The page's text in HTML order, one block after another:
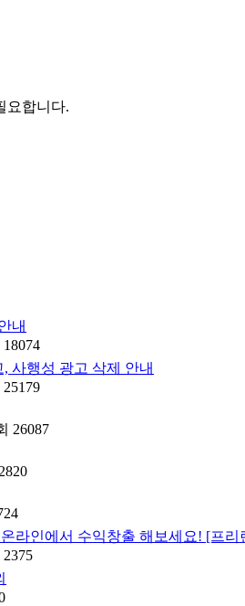
요합니다.
내
사행성 광고 삭제 안내
26087
라인에서 수익창출 해보세요! [프리